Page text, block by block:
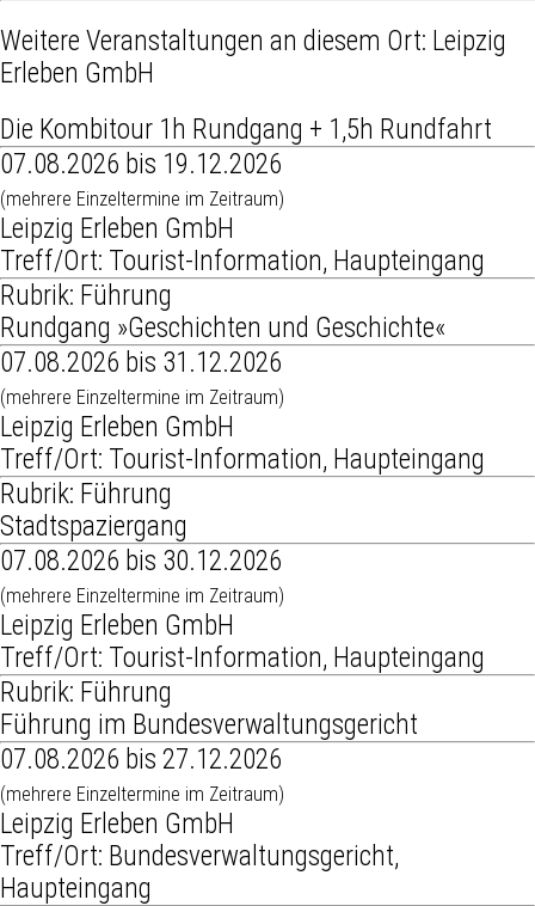
Weitere Veranstaltungen an diesem Ort: Leipzig
Erleben GmbH
Die Kombitour 1h Rundgang + 1,5h Rundfahrt
07.08.2026 bis 19.12.2026
(mehrere Einzeltermine im Zeitraum)
Leipzig Erleben GmbH
Treff/Ort: Tourist-Information, Haupteingang
Rubrik: Führung
Rundgang »Geschichten und Geschichte«
07.08.2026 bis 31.12.2026
(mehrere Einzeltermine im Zeitraum)
Leipzig Erleben GmbH
Treff/Ort: Tourist-Information, Haupteingang
Rubrik: Führung
Stadtspaziergang
07.08.2026 bis 30.12.2026
(mehrere Einzeltermine im Zeitraum)
Leipzig Erleben GmbH
Treff/Ort: Tourist-Information, Haupteingang
Rubrik: Führung
Führung im Bundesverwaltungsgericht
07.08.2026 bis 27.12.2026
(mehrere Einzeltermine im Zeitraum)
Leipzig Erleben GmbH
Treff/Ort: Bundesverwaltungsgericht,
Haupteingang